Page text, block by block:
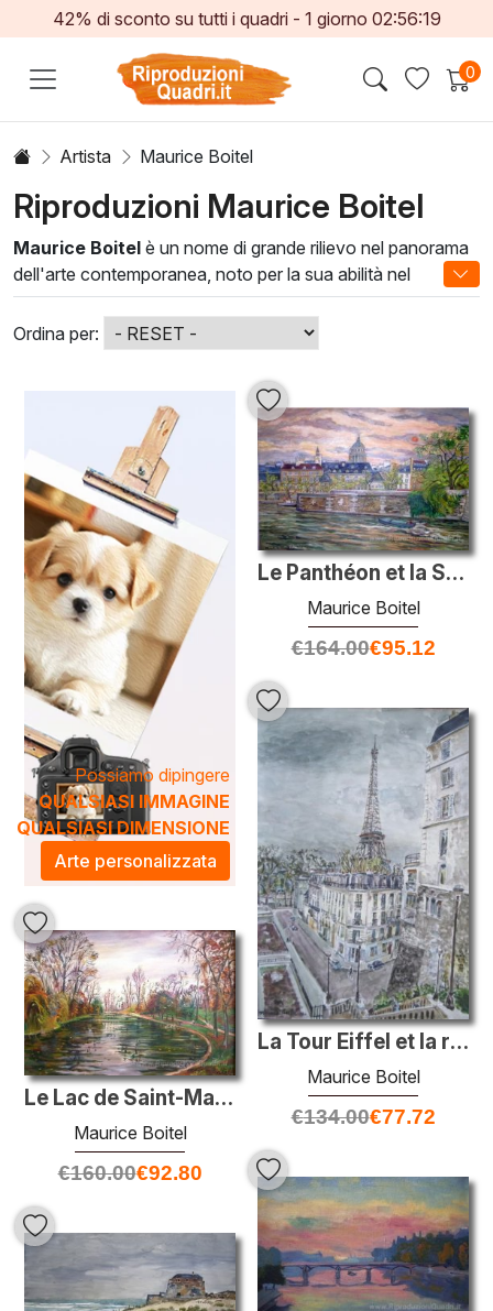
42% di sconto su tutti i quadri - 1 giorno 02:56:19
0
Artista Maurice Boitel
Riproduzioni Maurice Boitel
Maurice Boitel è un nome di grande rilievo nel panorama
dell'arte contemporanea, noto per la sua abilità nel
catturare la bellezza della vita quotidiana. Le sue opere,
ricche di colore e atmosfera, riflettono un profondo legame
con la natura e la luce, rendendo ogni dipinto
un'esperienza visiva unica. Con uno stile che combina il
realismo classico a un tocco di impressionismo, Boitel
riesce a trasmettere emozioni autentiche attraverso le sue
Leoleografie di Maurice Boitelsono perfette per
arricchire qualsiasi spazio, creando un'atmosfera calda e
invitante. I suoi dipinti si integrano armoniosamente sia in
ambienti moderni che tradizionali, offrendo un tocco di
eleganza e raffinatezza. Scegliere un'opera di Boitel
significa portare a casa un pezzo di arte che non solo
eleva l'estetica, ma invita anche alla riflessione e alla
contemplazione.
Ordina per:
Possiamo dipingere
QUALSIASI IMMAGINE
QUALSIASI DIMENSIONE
Arte personalizzata
Le Panthéon et la Seine
Maurice Boitel
€164.00€95.12
La Tour Eiffel et la rue de la manutention
Maurice Boitel
€134.00€77.72
Le Lac de Saint-Mandé
Maurice Boitel
€160.00€92.80